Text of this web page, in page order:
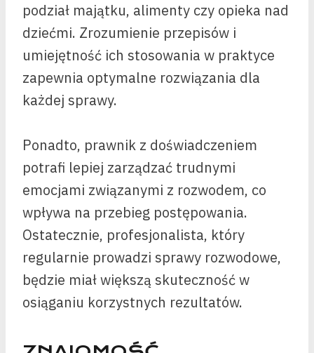
podział majątku, alimenty czy opieka nad
dziećmi. Zrozumienie przepisów i
umiejętność ich stosowania w praktyce
zapewnia optymalne rozwiązania dla
każdej sprawy.
Ponadto, prawnik z doświadczeniem
potrafi lepiej zarządzać trudnymi
emocjami związanymi z rozwodem, co
wpływa na przebieg postępowania.
Ostatecznie, profesjonalista, który
regularnie prowadzi sprawy rozwodowe,
będzie miał większą skuteczność w
osiąganiu korzystnych rezultatów.